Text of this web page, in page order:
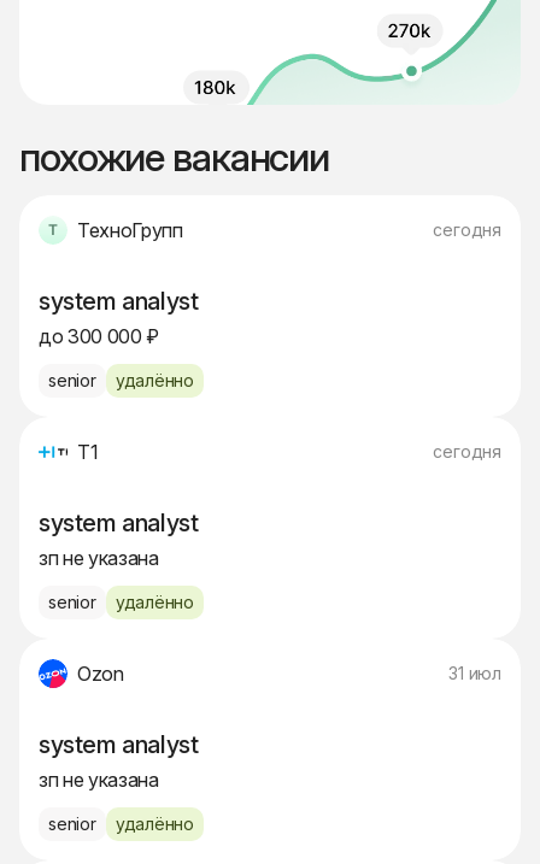
похожие вакансии
ТехноГрупп сегодня
system analyst
до 300 000 ₽
senior удалённо
Т1 сегодня
system analyst
зп не указана
senior удалённо
Ozon 31 июл
system analyst
зп не указана
senior удалённо